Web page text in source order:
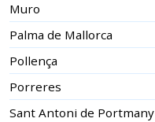
Muro
Palma de Mallorca
Pollença
Porreres
Sant Antoni de Portmany